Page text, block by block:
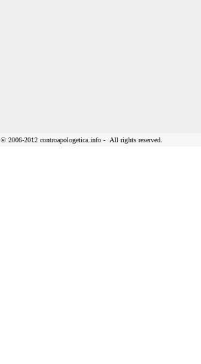
© 2006-2012 controapologetica.info - All rights reserved.